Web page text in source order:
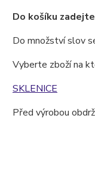
Do košíku
Do množství slov
Vyberte zboží na
SKLENICE
Před výrobou